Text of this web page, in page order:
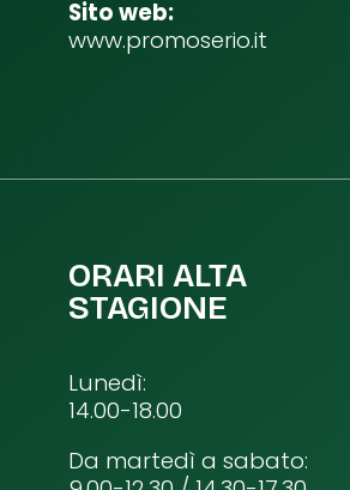
Sito web:
www.promoserio.it
ORARI ALTA
STAGIONE
Lunedì:
14.00-18.00
Da martedì a sabato: